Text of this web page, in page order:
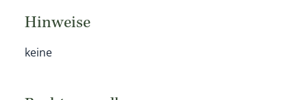
Hinweise
keine